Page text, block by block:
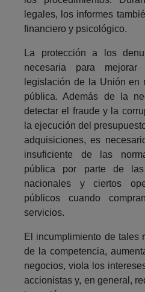
legales, los informes
financiero y psicológico.
La protección a los
necesaria para
legislación de la Unión en
pública. Además de la
detectar el fraude y la
la ejecución del
adquisiciones, es
insuficiente de las
pública por parte de las
nacionales y ciertos
públicos cuando
servicios.
El incumplimiento de tales
de la competencia,
negocios, viola los
accionistas y, en general,